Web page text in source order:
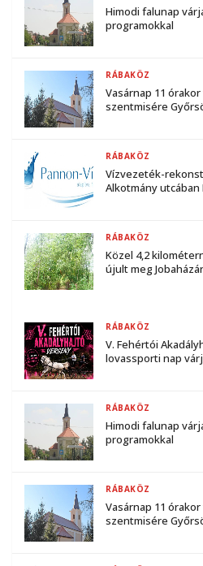
Himodi falunap
programokkal
Vasárnap 11
szentmisére
RÁBAKÖZ
Vízvezeték-
Alkotmány utcában
RÁBAKÖZ
Közel 4,2
újult meg
RÁBAKÖZ
V. Fehértói
lovassporti nap
RÁBAKÖZ
Himodi falunap
programokkal
RÁBAKÖZ
Vasárnap 11
szentmisére
RÁBAKÖZ